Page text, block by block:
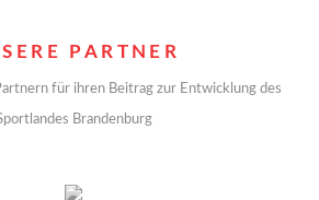
PARTNER
für ihren Beitrag zur Entwicklung des
Brandenburg